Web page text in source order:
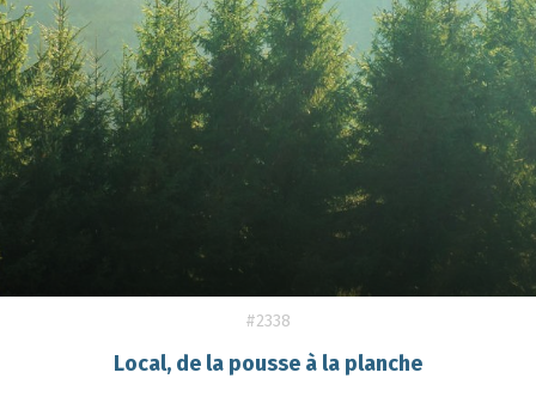
#2338
Local, de la pousse à la planche